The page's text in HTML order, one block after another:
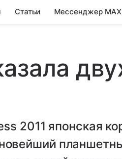
Статьи Мессенджер MAX
2011 японская